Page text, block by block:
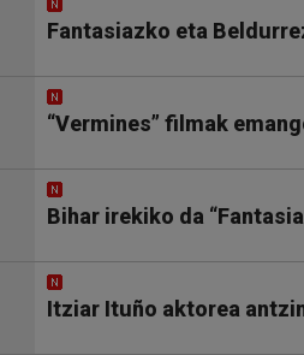
Fantasiazko eta
“Vermines” filmak
Bihar irekiko da
Itziar Ituño aktorea